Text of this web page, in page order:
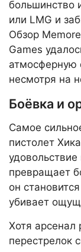
большинство
или LMG и
Обзор
Games
атмосферную
несмотря на
Боёвка и
Самое
пистолет
превращает
он
убивает
Хотя арсенал
перестрелок